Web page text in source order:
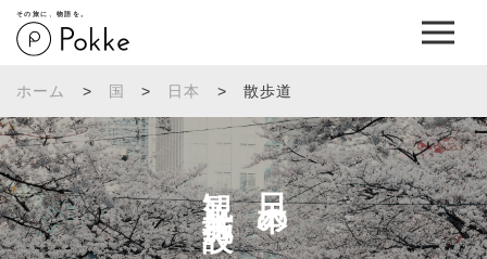
その旅に、物語を。
ホーム > 国 > 日本 > 散歩道
日本の
観光施設へ